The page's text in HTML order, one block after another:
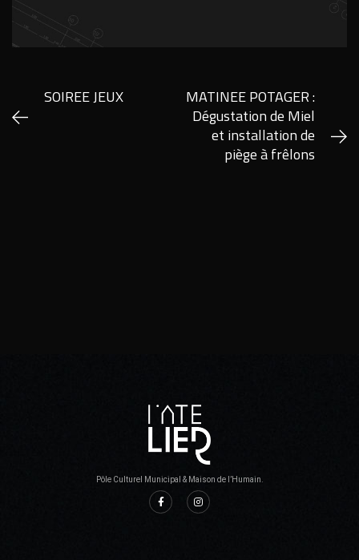
SOIREE JEUX
MATINEE POTAGER :
Dégustation de Miel
et installation de
piège à frêlons
Pôle Culturel Municipal & Maison de l’Humain.